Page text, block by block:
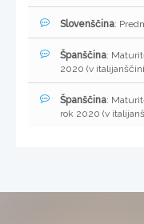
Slovenščina:
Španščina:
2020 (v
Španščina:
rok 2020 (v